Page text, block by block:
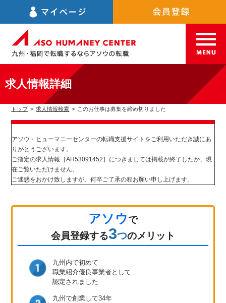
求人情報詳細
トップ > 求人情報検索 > このお仕事は募集を締め切りました
アソウ・ヒューマニーセンターの転職支援サイトをご利用いただき誠にあ
りがとうございます。
ご指定の求人情報［AH53091452］につきましては掲載が終了したか、現
在ご覧いただけません。
ご迷惑をおかけ致しますが、何卒ご了承の程お願い申し上げます。
アソウで
会員登録する3つのメリット
九州内で初めて
職業紹介優良事業者として
認定されました
九州で創業して34年